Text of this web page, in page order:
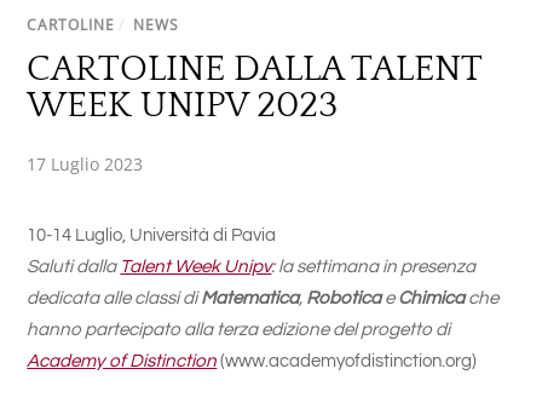
CARTOLINE / NEWS
CARTOLINE DALLA TALENT
WEEK UNIPV 2023
17 Luglio 2023
10-14 Luglio, Università di Pavia
Saluti dalla Talent Week Unipv: la settimana in presenza
dedicata alle classi diMatematica, Roboticae Chimicache
hanno partecipato alla terza edizione del progetto di
Academy of Distinction (www.academyofdistinction.org)